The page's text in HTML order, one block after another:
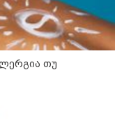
აღმოაჩინეს -
თუ